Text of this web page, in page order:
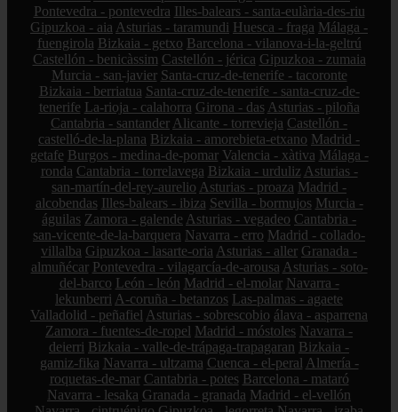
Pontevedra - pontevedra Illes-balears - santa-eulària-des-riu
Gipuzkoa - aia Asturias - taramundi Huesca - fraga Málaga -
fuengirola Bizkaia - getxo Barcelona - vilanova-i-la-geltrú
Castellón - benicàssim Castellón - jérica Gipuzkoa - zumaia
Murcia - san-javier Santa-cruz-de-tenerife - tacoronte
Bizkaia - berriatua Santa-cruz-de-tenerife - santa-cruz-de-
tenerife La-rioja - calahorra Girona - das Asturias - piloña
Cantabria - santander Alicante - torrevieja Castellón -
castelló-de-la-plana Bizkaia - amorebieta-etxano Madrid -
getafe Burgos - medina-de-pomar Valencia - xàtiva Málaga -
ronda Cantabria - torrelavega Bizkaia - urduliz Asturias -
san-martín-del-rey-aurelio Asturias - proaza Madrid -
alcobendas Illes-balears - ibiza Sevilla - bormujos Murcia -
águilas Zamora - galende Asturias - vegadeo Cantabria -
san-vicente-de-la-barquera Navarra - erro Madrid - collado-
villalba Gipuzkoa - lasarte-oria Asturias - aller Granada -
almuñécar Pontevedra - vilagarcía-de-arousa Asturias - soto-
del-barco León - león Madrid - el-molar Navarra -
lekunberri A-coruña - betanzos Las-palmas - agaete
Valladolid - peñafiel Asturias - sobrescobio álava - asparrena
Zamora - fuentes-de-ropel Madrid - móstoles Navarra -
deierri Bizkaia - valle-de-trápaga-trapagaran Bizkaia -
gamiz-fika Navarra - ultzama Cuenca - el-peral Almería -
roquetas-de-mar Cantabria - potes Barcelona - mataró
Navarra - lesaka Granada - granada Madrid - el-vellón